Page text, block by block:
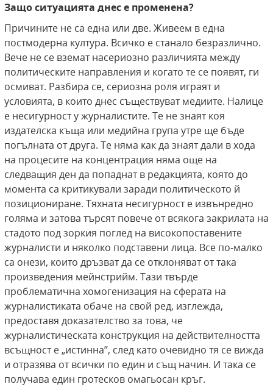
Защо ситуацията днес е променена?
Причините не са една или две. Живеем в една
постмодерна култура. Всичко е станало безразлично.
Вече не се вземат насериозно различията между
политическите направления и когато те се появят, ги
осмиват. Разбира се, сериозна роля играят и
условията, в които днес съществуват медиите. Налице
е несигурност у журналистите. Те не знаят коя
издателска къща или медийна група утре ще бъде
погълната от друга. Те няма как да знаят дали в хода
на процесите на концентрация няма още на
следващия ден да попаднат в редакцията, която до
момента са критикували заради политическото й
позициониране. Тяхната несигурност е извънредно
голяма и затова търсят повече от всякога закрилата на
стадото под зоркия поглед на високопоставените
журналисти и няколко подставени лица. Все по-малко
са онези, които дръзват да се отклоняват от така
произведения мейнстрийм. Тази твърде
проблематична хомогенизация на сферата на
журналистиката обаче на свой ред, изглежда,
предоставя доказателство за това, че
журналистическата конструкция на действителността
всъщност е „истинна”, след като очевидно тя се вижда
и отразява от всички по един и същ начин. И така се
получава един гротесков омагьосан кръг.